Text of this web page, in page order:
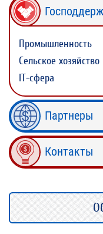
Промышленность
Сельское хозяйство
IT-сфера
Партнеры
Контакты